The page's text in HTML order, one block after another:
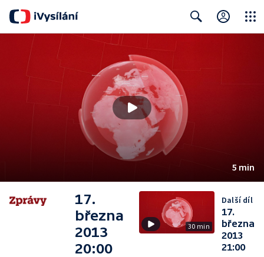
5 min
17.
března
2013
20:00
30 min
Další díl
17.
března
2013
21:00